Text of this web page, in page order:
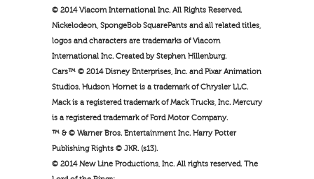
© 2014 Viacom International Inc. All Rights Reserved.
Nickelodeon, SpongeBob SquarePants and all related titles,
logos and characters are trademarks of Viacom
International Inc. Created by Stephen Hillenburg.
Cars™ © 2014 Disney Enterprises, Inc. and Pixar Animation
Studios. Hudson Hornet is a trademark of Chrysler LLC.
Mack is a registered trademark of Mack Trucks, Inc. Mercury
is a registered trademark of Ford Motor Company.
™ & © Warner Bros. Entertainment Inc. Harry Potter
Publishing Rights © JKR. (s13).
© 2014 New Line Productions, Inc. All rights reserved. The